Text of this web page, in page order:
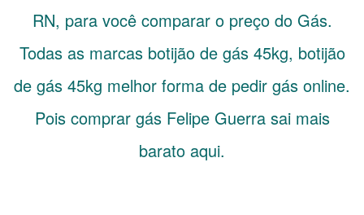
RN, para você comparar o preço do Gás.
Todas as marcas botijão de gás 45kg, botijão
de gás 45kg melhor forma de pedir gás online.
Pois comprar gás Felipe Guerra sai mais
barato aqui.